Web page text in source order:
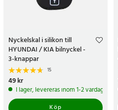
Nyckelskal i silikon till
HYUNDAI / KIA bilnyckel -
3-knappar
15
Pris:
49 kr
I lager, levereras inom 1-2 vardagar
Köp